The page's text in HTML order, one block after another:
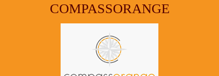
COMPASSORANGE